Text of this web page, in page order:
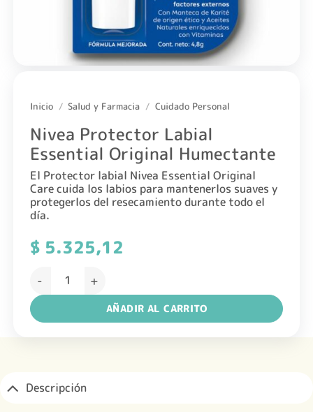
Inicio / Salud y Farmacia / Cuidado Personal
Nivea Protector Labial
Essential Original Humectante
El Protector labial Nivea Essential Original
Carecuida los labios para mantenerlos suaves y
protegerlos del resecamientodurante todo el
día.
$5.325,12
Nivea Protector Labial Essential Original Humectante
AÑADIR AL CARRITO
Descripción